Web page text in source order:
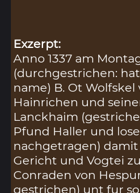
Exzerpt:
Anno 1337 am
(durchgestrichen:
name) B. Ot
Hainrichen und
Lanckhaim
Pfund Haller und
nachgetragen) damit
Gericht und Vogtei
Conraden von
gestrichen) unt fur